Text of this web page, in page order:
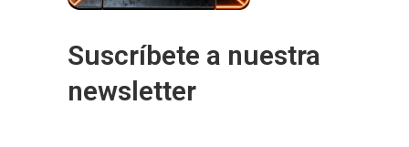
Suscríbete a nuestra
newsletter